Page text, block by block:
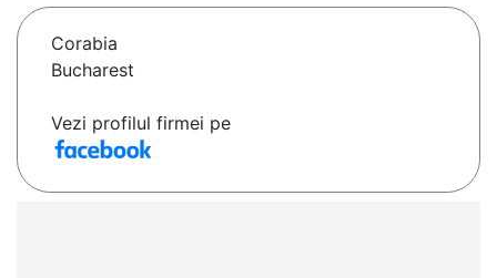
Corabia
Bucharest
Vezi profilul firmei pe